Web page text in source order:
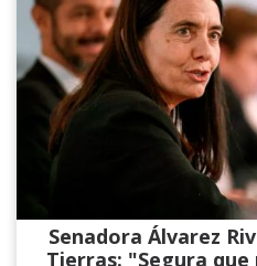
Senadora Álvarez​
Tierras: "Segura